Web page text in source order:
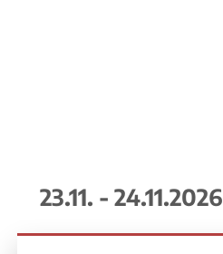
23.11. - 24.11.2026